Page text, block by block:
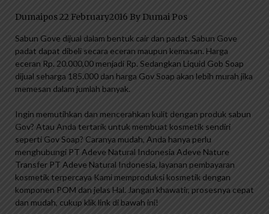
Dumaipos 22 February2016 By Dumai Pos
Sabun Gove dijual dalam bentuk cair dan padat. Sabun Gove
padat dapat dibeli secara eceran maupun kemasan. Harga
eceran Rp. 20.000,00 menjadi Rp. Sedangkan Liquid Gob Soap
dijual seharga 185.000 dan harga Gov Soap akan lebih murah jika
memesan dalam jumlah banyak.
Ingin memutihkan dan mencerahkan kulit dengan produk sabun
Gov? Atau Anda tertarik untuk membuat kosmetik sendiri
seperti Gov Soap? Caranya mudah, Anda hanya perlu
menghubungi PT Adeve Natural Indonesia Adeve Nature
Transfer PT Adeve Natural Indonesia, layanan pembayaran
kosmetik terpercaya Kami memproduksi kosmetik dengan
komponen POM dan jelas Hal. Jangan khawatir, prosesnya cepat
dan mudah, cukup klik link di bawah ini!